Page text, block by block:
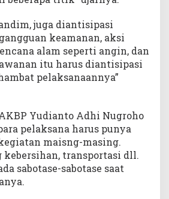
juga diantisipasi
keamanan, aksi
alam seperti angin, dan
itu harus diantisipasi
pelaksanaannya”
Yudianto Adhi Nugroho
pelaksana harus punya
maisng-masing.
kebersihan, transportasi dll.
sabotase-sabotase saat